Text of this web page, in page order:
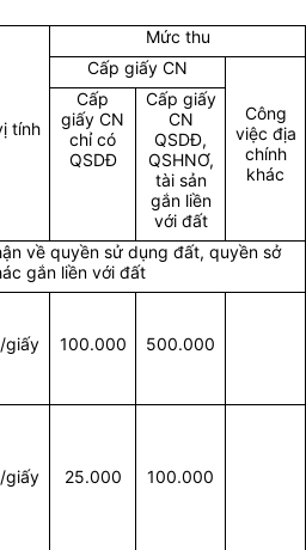
tính
Mức thu
Cấp giấy CN
Công
việc địa
chính
khác
Cấp
giấy CN
chỉ có
QSDĐ
Cấp giấy
CN
QSDĐ,
QSHNƠ,
tài sản
gắn liền
với đất
về quyền sử dụng đất, quyền sở
gắn liền với đất
giấy 100.000 500.000
giấy 25.000 100.000